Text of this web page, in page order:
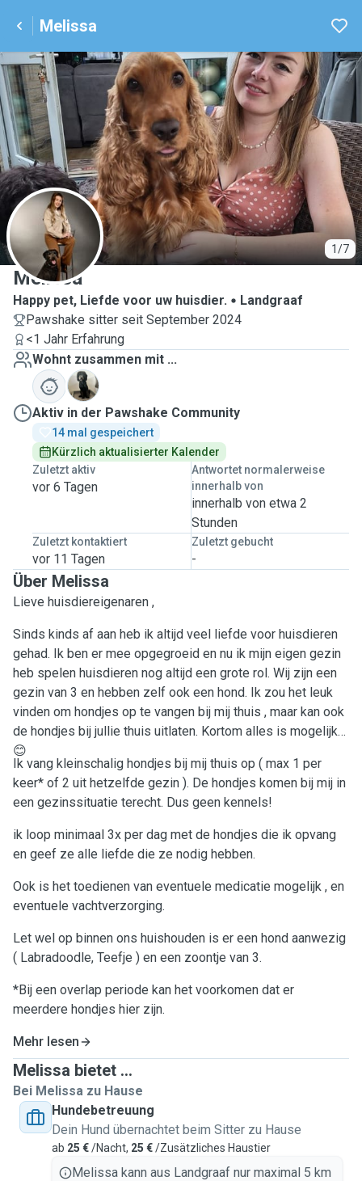
Melissa
1/7
M
Melissa
Happy pet, Liefde voor uw huisdier.
Landgraaf
Pawshake sitter seit September 2024
<1 Jahr Erfahrung
Wohnt zusammen mit ...
B
Aktiv in der Pawshake Community
14 mal gespeichert
Kürzlich aktualisierter Kalender
Zuletzt aktiv
vor 6 Tagen
Antwortet normalerweise
innerhalb von
innerhalb von etwa 2
Stunden
Zuletzt kontaktiert
vor 11 Tagen
Zuletzt gebucht
-
Über Melissa
Lieve huisdiereigenaren ,
Sinds kinds af aan heb ik altijd veel liefde voor huisdieren
gehad. Ik ben er mee opgegroeid en nu ik mijn eigen gezin
heb spelen huisdieren nog altijd een grote rol. Wij zijn een
gezin van 3 en hebben zelf ook een hond. Ik zou het leuk
vinden om hondjes op te vangen bij mij thuis , maar kan ook
de hondjes bij jullie thuis uitlaten. Kortom alles is mogelijk
😊
Ik vang kleinschalig hondjes bij mij thuis op ( max 1 per
keer* of 2 uit hetzelfde gezin ). De hondjes komen bij mij in
een gezinssituatie terecht. Dus geen kennels!
ik loop minimaal 3x per dag met de hondjes die ik opvang
en geef ze alle liefde die ze nodig hebben.
Ook is het toedienen van eventuele medicatie mogelijk , en
eventuele vachtverzorging.
Let wel op binnen ons huishouden is er een hond aanwezig
( Labradoodle, Teefje ) en een zoontje van 3.
*Bij een overlap periode kan het voorkomen dat er
meerdere hondjes hier zijn.
Mehr lesen
Melissa bietet ...
Bei Melissa zu Hause
Hundebetreuung
Dein Hund übernachtet beim Sitter zu Hause
ab 25 €/Nacht, 25 €/Zusätzliches Haustier
Melissa kann aus Landgraaf nur maximal 5 km